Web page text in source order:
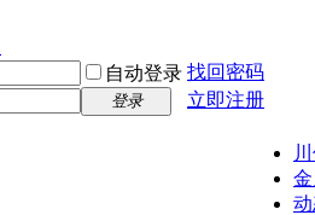
自动登录 找回密码
登录
立即注册